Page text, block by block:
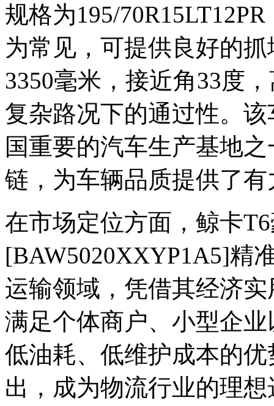
规格为195/
为常见，可提供良好的
3350毫米，接近角33度
复杂路况下的通过性。
国重要的汽车生产基地
链，为车辆品质提供了
在市场定位方面，鲸卡
[BAW5020XXYP1A5]精
运输领域，凭借其经济
满足个体商户、小型企
低油耗、低维护成本的
出，成为物流行业的理